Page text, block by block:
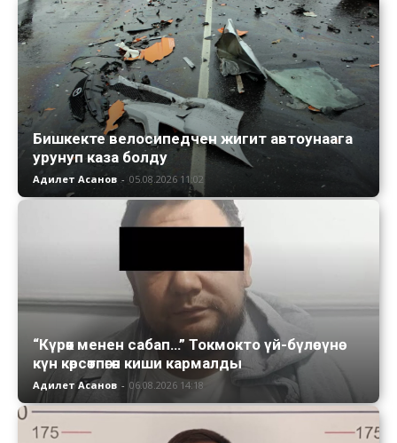
Бишкекте велосипедчен жигит автоунаага
урунуп каза болду
Адилет Асанов - 05.08.2026 11:02
“Күрөк менен сабап…” Токмокто үй-бүлөсүнө
күн көрсөтпөгөн киши кармалды
Адилет Асанов - 06.08.2026 14:18